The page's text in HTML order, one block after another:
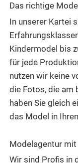
Das richtige
In unserer Kartei
Kindermodel bis
für jede
nutzen wir keine
die Fotos, die am
haben Sie gleich
das Model in
Modelagentur mit
Wir sind Profis in